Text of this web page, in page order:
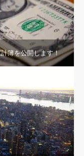
簿を公開します！